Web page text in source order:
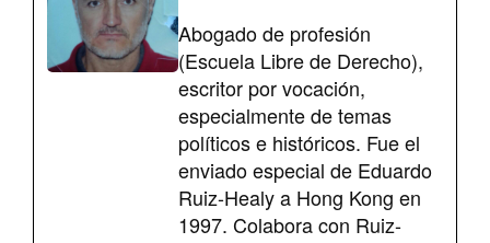
Abogado de profesión
(Escuela Libre de Derecho),
escritor por vocación,
especialmente de temas
políticos e históricos. Fue el
enviado especial de Eduardo
Ruiz-Healy a Hong Kong en
1997. Colabora con Ruiz-